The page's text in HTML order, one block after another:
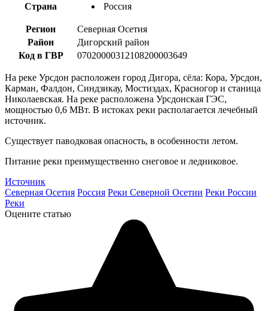
Страна Россия
Регион
Северная Осетия
Район
Дигорский район
Код в ГВР
07020000312108200003649
На реке Урсдон расположен город Дигора, сёла: Кора, Урсдон,
Карман, Фалдон, Синдзикау, Мостиздах, Красногор и станица
Николаевская. На реке расположена Урсдонская ГЭС,
мощностью 0,6 МВт. В истоках реки располагается лечебный
источник.
Существует паводковая опасность, в особенности летом.
Питание реки преимущественно снеговое и ледниковое.
Источник
Северная Осетия Россия Реки Северной Осетии Реки России
Реки
Оцените статью